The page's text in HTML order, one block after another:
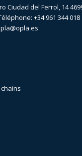
Ciudad del Ferrol, 14
+34 961 344 018